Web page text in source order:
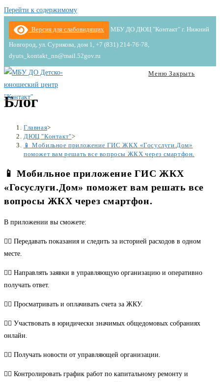
Перейти к содержимому
Версия для слабовидящих МБУ ДО ДЮЦ "Контакт" г. Нижний
Новгород, ул. Сурикова, дом 1, +7 (831) 214-76-78,
dyuts_kontakt_nn@mail.52gov.ru
Меню Закрыть
Блог
Главная>
ДЮЦ "Контакт">
📱 Мобильное приложение ГИС ЖКХ «Госуслуги.Дом»
поможет вам решать все вопросы ЖКХ через смартфон.
📱 Мобильное приложение ГИС ЖКХ
«Госуслуги.Дом» поможет вам решать все
вопросы ЖКХ через смартфон.
В приложении вы сможете:
👉🏻 Передавать показания и следить за историей расходов в одном
месте.
👉🏻 Направлять заявки в управляющую организацию и оперативно
получать ответ.
👉🏻 Просматривать и оплачивать счета за ЖКУ.
👉🏻 Участвовать в юридически значимых общедомовых собраниях
онлайн.
👉🏻 Получать новости от управляющей организации.
👉🏻 Контролировать график работ по капитальному ремонту и